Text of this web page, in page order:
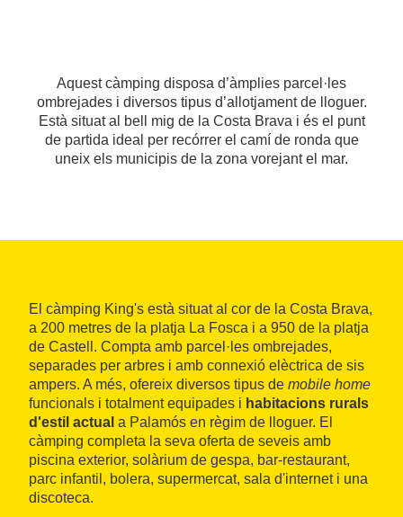
Aquest càmping disposa d’àmplies parcel·les
ombrejades i diversos tipus d’allotjament de lloguer.
Està situat al bell mig de la Costa Brava i és el punt
de partida ideal per recórrer el camí de ronda que
uneix els municipis de la zona vorejant el mar.
El càmping King's està situat al cor de la Costa Brava,
a 200 metres de la platja La Fosca i a 950 de la platja
de Castell. Compta amb parcel·les ombrejades,
separades per arbres i amb connexió elèctrica de sis
ampers. A més, ofereix diversos tipus de mobile home
funcionals i totalment equipades i habitacions rurals
d'estil actual a Palamós en règim de lloguer. El
càmping completa la seva oferta de seveis amb
piscina exterior, solàrium de gespa, bar-restaurant,
parc infantil, bolera, supermercat, sala d'internet i una
discoteca.